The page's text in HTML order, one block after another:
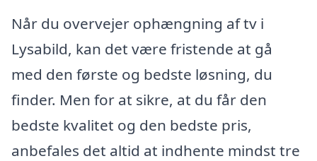
Når du overvejer ophængning af tv i
Lysabild, kan det være fristende at gå
med den første og bedste løsning, du
finder. Men for at sikre, at du får den
bedste kvalitet og den bedste pris,
anbefales det altid at indhente mindst tre